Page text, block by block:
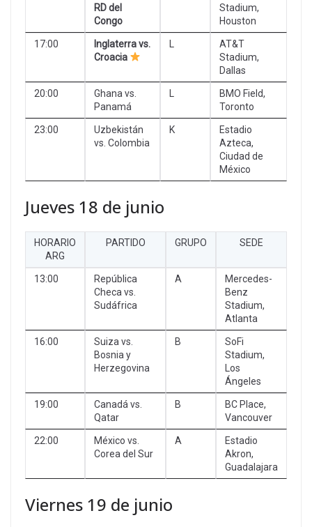
RD del
Congo
Stadium,
Houston
17:00
Inglaterra vs.
Croacia
L
AT&T
Stadium,
Dallas
20:00
Ghana vs.
Panamá
L
BMO Field,
Toronto
23:00
Uzbekistán
vs. Colombia
K
Estadio
Azteca,
Ciudad de
México
Jueves 18 de junio
HORARIO
ARG
PARTIDO GRUPO SEDE
13:00
República
Checa vs.
Sudáfrica
A
Mercedes-
Benz
Stadium,
Atlanta
16:00
Suiza vs.
Bosnia y
Herzegovina
B
SoFi
Stadium,
Los
Ángeles
19:00
Canadá vs.
Qatar
B
BC Place,
Vancouver
22:00
México vs.
Corea del Sur
A
Estadio
Akron,
Guadalajara
Viernes 19 de junio